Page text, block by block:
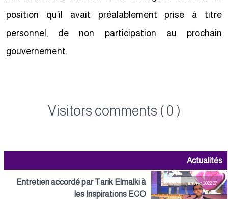
position qu’il avait préalablement prise à titre
personnel, de non participation au prochain
gouvernement.
Visitors comments ( 0 )
Actualités
27 janvier 2022
Entretien accordé par Tarik Elmalki à
les Inspirations ECO